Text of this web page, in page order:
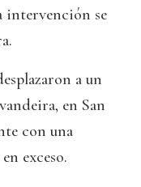
intervención se
a un
en San
con una
exceso.